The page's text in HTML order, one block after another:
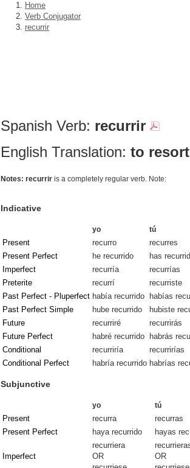
Home
Verb Conjugator
recurrir
Spanish Verb: recurrir
English Translation: to
Notes: recurrir is a completely regular verb. Note:
Indicative
yo tú
Present recurro recurres
Present Perfect
he recurrido has
Imperfect
recurría recurrías
Preterite
recurrí recurriste
Past Perfect - Pluperfect había recurrido habías
Past Perfect Simple
hube recurrido hubiste
Future
recurriré recurrirás
Future Perfect
habré recurrido habrás
Conditional
recurriría recurrirías
Conditional Perfect
habría recurrido habrías
Subjunctive
yo tú
Present recurra recurras
Present Perfect
haya recurrido hayas
Imperfect
recurriera
OR
OR